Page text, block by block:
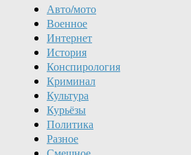
Авто/мото
Военное
Интернет
История
Конспирология
Криминал
Культура
Курьёзы
Политика
Разное